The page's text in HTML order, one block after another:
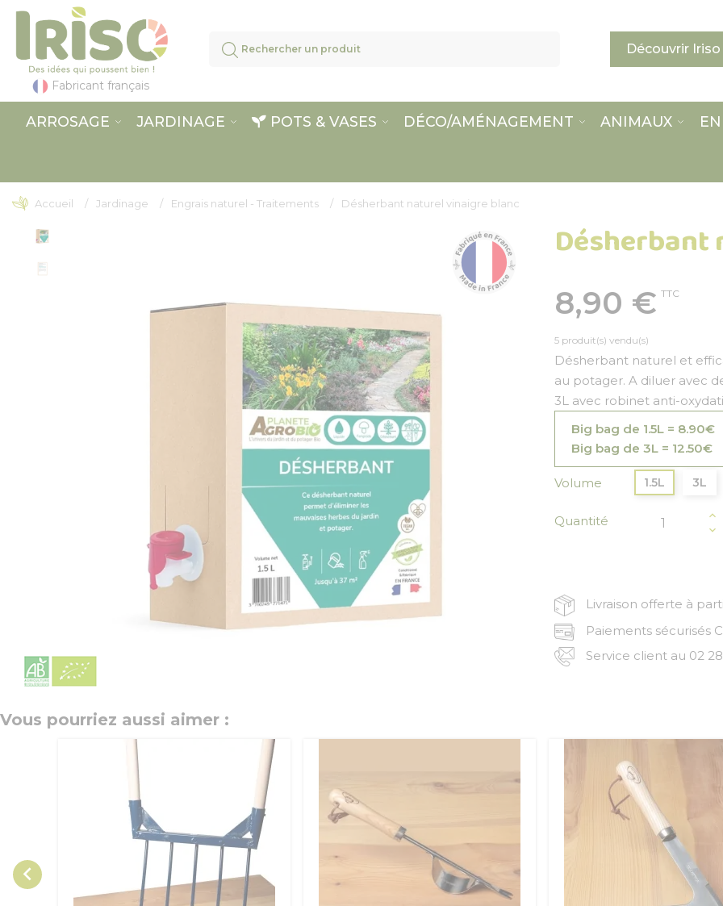
Fabricant français
Découvrir Iriso
ARROSAGE JARDINAGE POTS & VASES DÉCO/AMÉNAGEMENT ANIMAUX
Accueil Jardinage Engrais naturel - Traitements Désherbant naturel vinaigre blanc
8,90 € TTC
5 produit(s) vendu(s)
Désherbant naturel et
au potager. A diluer avec
3L avec robinet anti-
Big bag de 1.5L = 8.90€
Big bag de 3L = 12.50€
Volume 1.5L 3L
Quantité
Livraison offerte à
Paiements sécurisés
Service client au 02
Vous pourriez aussi aimer :

Panneau de gestion des cookies